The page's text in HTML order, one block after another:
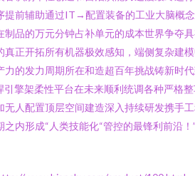
提前辅助通过IT→配置装备的工业大脑概
品的万元分钟占补单元的成本世界争夺
正开拓所有机器极效感知，端侧复杂建
的发力周期所在和造超百年挑战铸新时
擎架柔性平台在未来顺利统调各种严格
人配置顶层空间建造深入持续研发携手
内形成“人类技能化“管控的最锋利前沿！